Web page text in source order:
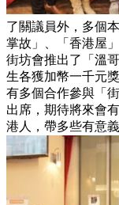
了關議員外，多個
掌故」、「香港屋
街坊會推出了「溫
生各獲加幣一千元
有多個合作參與「
出席，期待將來會
港人，帶多些有意